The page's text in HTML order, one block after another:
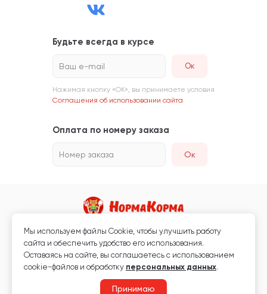
Будьте всегда в курсе
Ваш e-mail
Нажимая кнопку «ОК», вы принимаете условия
Соглашения об использовании сайта
Оплата по номеру заказа
Номер заказа Ок
Магазин кормов для животных и ветаптека
Любая информация, размещённая на сайте, не является публичной
офертой.
Мы используем файлы Сookie, чтобы улучшить работу
сайта и обеспечить удобство его использования.
Оставаясь на сайте, вы соглашаетесь с использованием
cookie-файлов и обработку персональных данных.
Принимаю